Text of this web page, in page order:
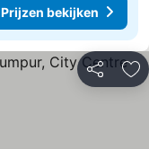
Prijzen bekijken
Delen